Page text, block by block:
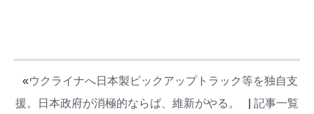
«ウクライナへ日本製ピックアップトラック等を独自支
援。日本政府が消極的ならば、維新がやる。
記事一覧